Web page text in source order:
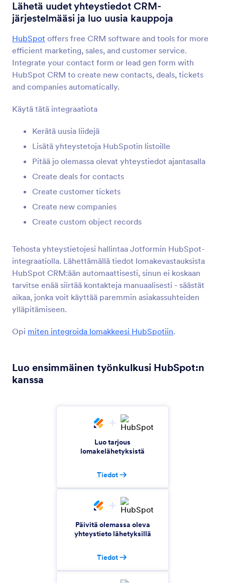
Lähetä uudet yhteystiedot CRM-
järjestelmääsi ja luo uusia kauppoja
HubSpot offers free CRM software and tools for more
efficient marketing, sales, and customer service.
Integrate your contact form or lead gen form with
HubSpot CRM to create new contacts, deals, tickets
and companies automatically.
Käytä tätä integraatiota
Kerätä uusia liidejä
Lisätä yhteystetoja HubSpotin listoille
Pitää jo olemassa olevat yhteystiedot ajantasalla
Create deals for contacts
Create customer tickets
Create new companies
Create custom object records
Tehosta yhteystietojesi hallintaa Jotformin HubSpot-
integraatiolla. Lähettämällä tiedot lomakevastauksista
HubSpot CRM:ään automaattisesti, sinun ei koskaan
tarvitse enää siirtää kontakteja manuaalisesti - säästät
aikaa, jonka voit käyttää paremmin asiakassuhteiden
ylläpitämiseen.
Opi miten integroida lomakkeesi HubSpotiin.
Luo ensimmäinen työnkulkusi HubSpot:n
kanssa
Luo tarjous
lomakelähetyksistä
Tiedot
Päivitä olemassa oleva
yhteystieto lähetyksillä
Tiedot
Lomakeintegraatiot Asiakkuudenhallinta
CRM-integraatiot
181 integraatiota
Uusin Suosituimmat
Lähetä uudet yhteystiedot CRM-järjestelmääsi ja
luo uusia kauppoja
Active Campaign
Päivitä kontakteja ja diilejä myynnin CRM:ssäsi
Salesforce
Keap
Lisää uudet yhteystiedot CRM:si tägättynä
Lähetä uudet yhteystiedot, diilit ja aktiviteetit
Luo tukipyyntöjä Zendeskissä
Lähetä liiditiedot CRM:si
Synkronoi uudet caset ja yhteystiedot CRM:si
Solve